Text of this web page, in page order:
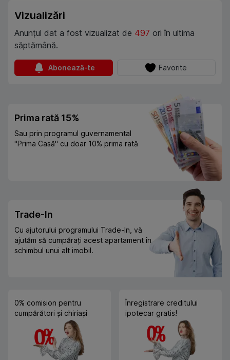
Vizualizări
Anunțul dat a fost vizualizat de 497 ori în ultima
săptămână.
Abonează-te Favorite
Prima rată 15%
Sau prin programul guvernamental
"Prima Casă" cu doar 10% prima rată
Trade-In
Cu ajutorului programului Trade-In, vă
ajutăm să cumpărați acest apartament în
schimbul unui alt imobil.
0% comision pentru
cumpărători și chiriași
Înregistrare creditului
ipotecar gratis!